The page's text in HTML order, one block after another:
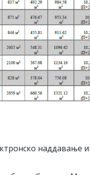
наддавање